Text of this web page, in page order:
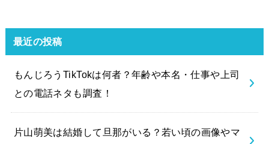
最近の投稿
もんじろうTikTokは何者？年齢や本名・仕事や上司
との電話ネタも調査！
片山萌美は結婚して旦那がいる？若い頃の画像やマ